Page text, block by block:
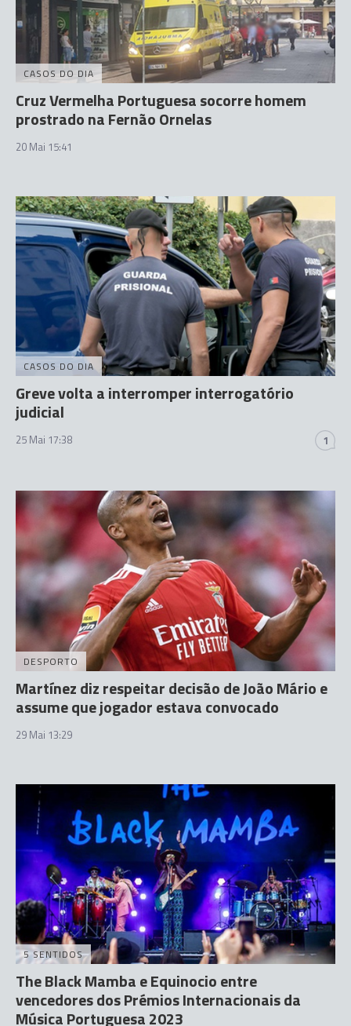
CASOS DO DIA
Cruz Vermelha Portuguesa socorre homem
prostrado na Fernão Ornelas
20 Mai 15:41
CASOS DO DIA
Greve volta a interromper interrogatório
judicial
25 Mai 17:38 1
DESPORTO
Martínez diz respeitar decisão de João Mário e
assume que jogador estava convocado
29 Mai 13:29
5 SENTIDOS
The Black Mamba e Equinocio entre
vencedores dos Prémios Internacionais da
Música Portuguesa 2023